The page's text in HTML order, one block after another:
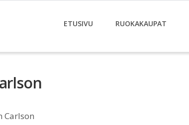
ETUSIVU RUOKAKAUPAT
Carlson